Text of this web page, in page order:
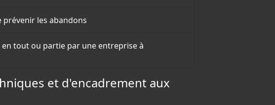
prévenir les abandons
tout ou partie par une entreprise à
et d'encadrement aux